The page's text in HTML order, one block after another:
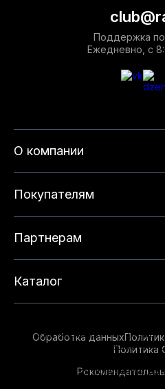
О компании
Покупателям
Партнерам
Каталог
Поддержка
Ежедневно, с
Обработка данных
Политика
опыта на нашем сайте.
данный сайт, вы соглашаетесь
технологий. Для получения